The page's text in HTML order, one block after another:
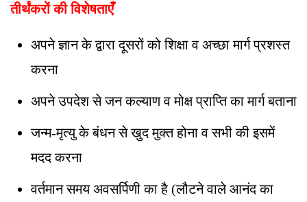
तीर्थंकरों की विशेषताएँ
अपने ज्ञान के द्वारा दूसरों को शिक्षा व अच्छा मार्ग प्रशस्त
करना
अपने उपदेश से जन कल्याण व मोक्ष प्राप्ति का मार्ग बताना
जन्म-मृत्यु के बंधन से खुद मुक्त होना व सभी की इसमें
मदद करना
वर्तमान समय अवसर्पिणी का है (लौटने वाले आनंद का